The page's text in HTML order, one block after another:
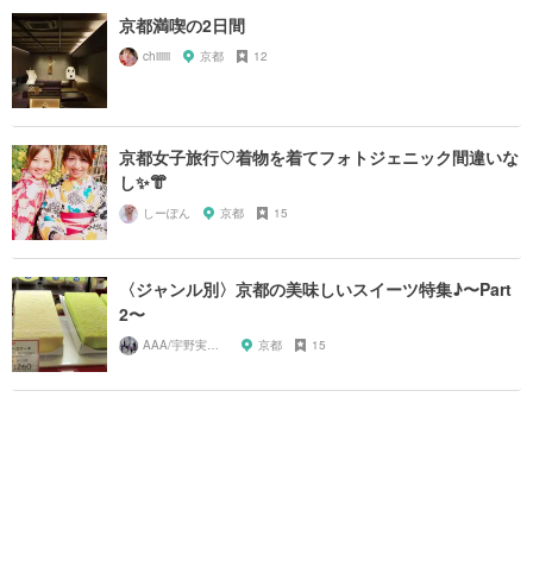
京都満喫の2日間
chiiiiii 京都 12
京都女子旅行♡着物を着てフォトジェニック間違いな
し✨👘
しーぽん 京都 15
〈ジャンル別〉京都の美味しいスイーツ特集♪〜Part
2〜
AAA/宇野実彩子推し 京都 15